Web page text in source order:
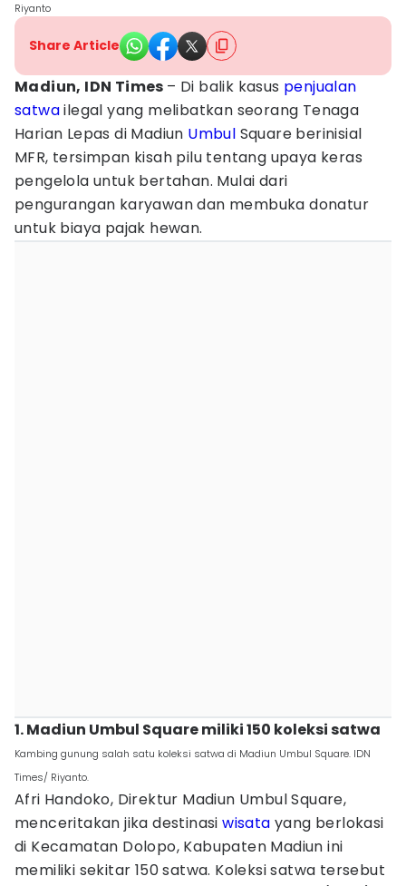
Riyanto
Share Article
Madiun, IDN Times – Di balik kasus penjualan
satwailegal yang melibatkan seorang Tenaga
Harian Lepas di Madiun Umbul Square berinisial
MFR, tersimpan kisah pilu tentang upaya keras
pengelola untuk bertahan. Mulai dari
pengurangan karyawan dan membuka donatur
untuk biaya pajak hewan.
1. Madiun Umbul Square miliki 150 koleksi satwa
Kambing gunung salah satu koleksi satwa di Madiun Umbul Square. IDN
Times/ Riyanto.
Afri Handoko, Direktur Madiun Umbul Square,
menceritakan jika destinasiwisata yang berlokasi
di Kecamatan Dolopo, Kabupaten Madiun ini
memiliki sekitar 150 satwa. Koleksi satwa tersebut